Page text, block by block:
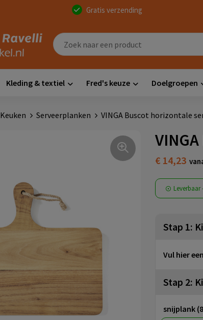
Gratis verzending
Kleding & textiel Fred's keuze Doelgroepen
Keuken Serveerplanken VINGA Buscot horizontale
€ 14,23
Leverbaar
Stap 1:
Vul hier
Stap 2:
snijplank